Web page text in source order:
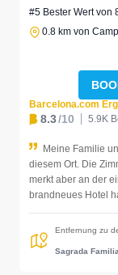
#5 Bester Wert von
0.8 km von
Barcelona.com
8.3/10 5.9K
Meine Familie
diesem Ort. Die
merkt aber an der
brandneues Hotel
Entfernung zu
Sagrada Familia